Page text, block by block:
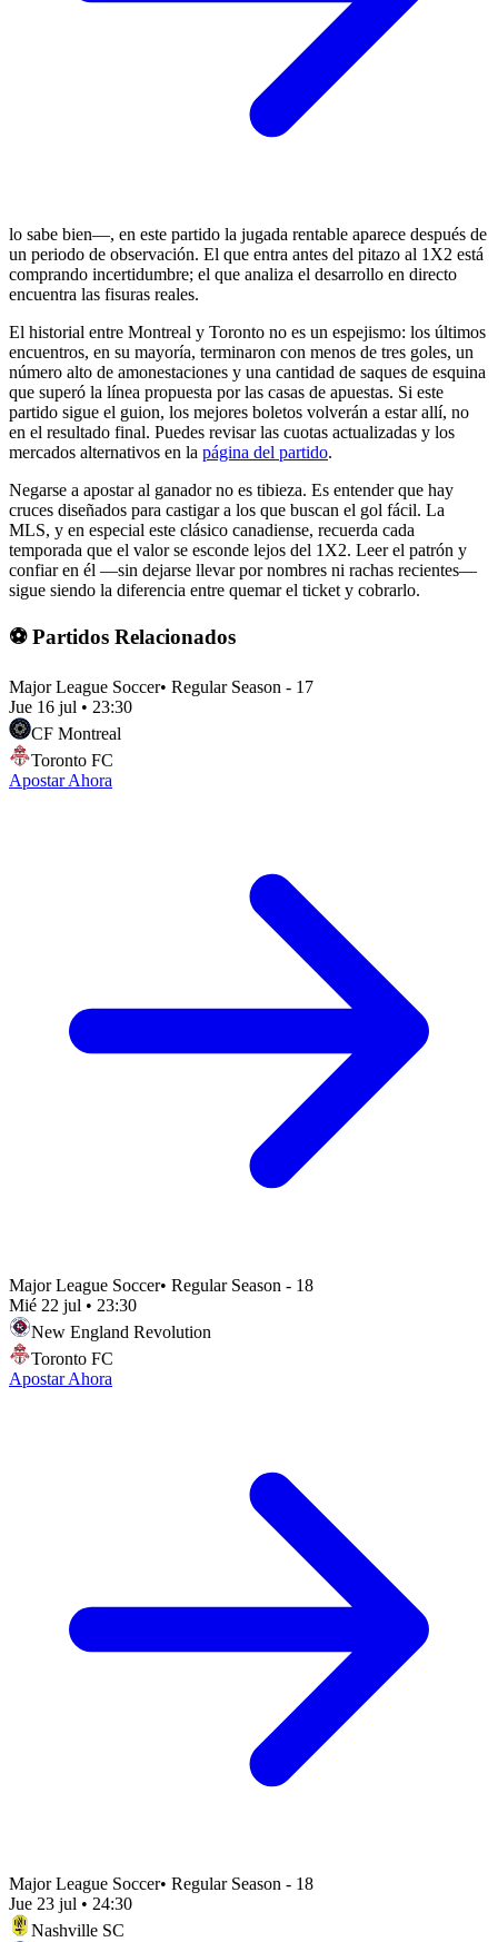
lo sabe bien—, en este partido la jugada rentable aparece después de
un periodo de observación. El que entra antes del pitazo al 1X2 está
comprando incertidumbre; el que analiza el desarrollo en directo
encuentra las fisuras reales.
El historial entre Montreal y Toronto no es un espejismo: los últimos
encuentros, en su mayoría, terminaron con menos de tres goles, un
número alto de amonestaciones y una cantidad de saques de esquina
que superó la línea propuesta por las casas de apuestas. Si este
partido sigue el guion, los mejores boletos volverán a estar allí, no
en el resultado final. Puedes revisar las cuotas actualizadas y los
mercados alternativos en la página del partido.
Negarse a apostar al ganador no es tibieza. Es entender que hay
cruces diseñados para castigar a los que buscan el gol fácil. La
MLS, y en especial este clásico canadiense, recuerda cada
temporada que el valor se esconde lejos del 1X2. Leer el patrón y
confiar en él —sin dejarse llevar por nombres ni rachas recientes—
sigue siendo la diferencia entre quemar el ticket y cobrarlo.
⚽ Partidos Relacionados
Major League Soccer• Regular Season - 17
Jue 16 jul • 23:30
CF Montreal
Toronto FC
Apostar Ahora
Major League Soccer• Regular Season - 18
Mié 22 jul • 23:30
New England Revolution
Toronto FC
Apostar Ahora
Major League Soccer• Regular Season - 18
Jue 23 jul • 24:30
Nashville SC